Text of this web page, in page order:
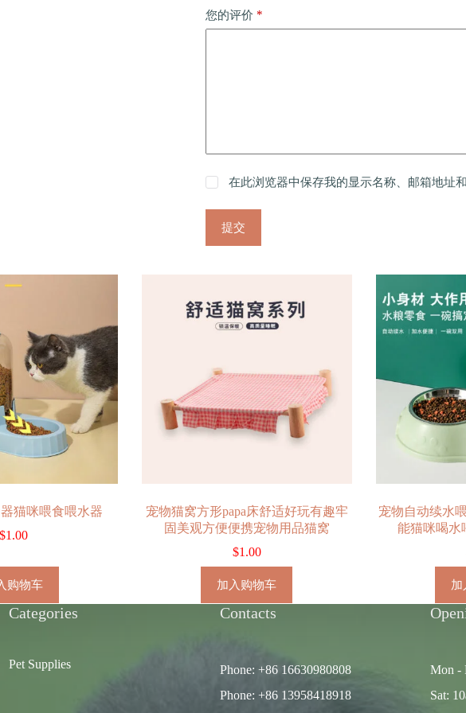
您的评价 *
在此浏览器中保存我的显示名称、邮箱地址
提交
猫咪喂食喂水器
1.00
购物车
宠物猫窝方形papa床舒适好玩有趣牢
固美观方便便携宠物用品猫窝
$1.00
加入购物车
宠物自动续水
能猫咪喝水
加
Categories
Pet Supplies
Contacts
Phone: +86 16630980808
Phone: +86 13958418918
Mon -
Sat: